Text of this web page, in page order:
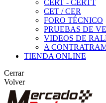
CERT - CERTT
CET / CER
FORO TÉCNICO
PRUEBAS DE
VIDEOS DE
A
TIENDA ONLINE
Cerrar
Volver